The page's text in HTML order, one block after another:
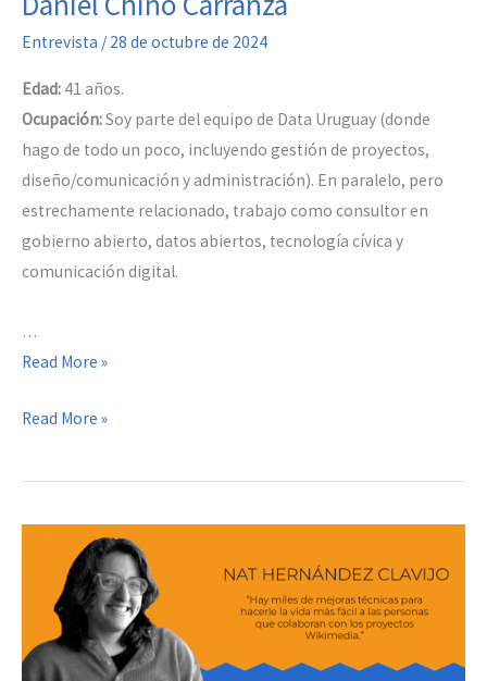
Entrevista / 28 de octubre de 2024
Edad: 41 años.
Ocupación:Soy parte del equipo de Data Uruguay (donde
hago de todo un poco, incluyendo gestión de proyectos,
diseño/comunicación y administración). En paralelo, pero
estrechamente relacionado, trabajo como consultor en
gobierno abierto, datos abiertos, tecnología cívica y
comunicación digital.
…
Daniel
Carranza
Read More »
Daniel
Carranza
Read More »